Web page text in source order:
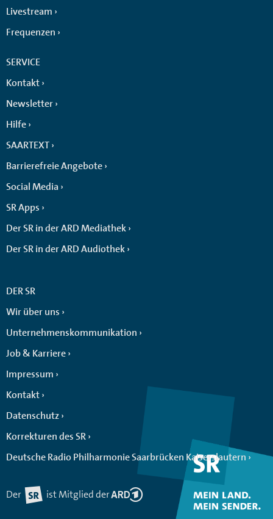
Livestream
Frequenzen
SERVICE
Kontakt
Newsletter
Hilfe
SAARTEXT
Barrierefreie Angebote
Social Media
SR Apps
Der SR in der ARD Mediathek
Der SR in der ARD Audiothek
DER SR
Wir über uns
Unternehmenskommunikation
Job & Karriere
Impressum
Kontakt
Datenschutz
Korrekturen des SR
Deutsche Radio Philharmonie Saarbrücken Kaiserslautern
Der ist Mitglied der